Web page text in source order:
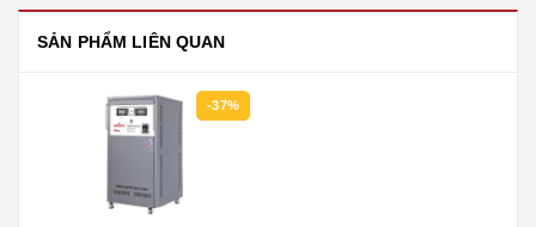
SẢN PHẨM LIÊN QUAN
-37%